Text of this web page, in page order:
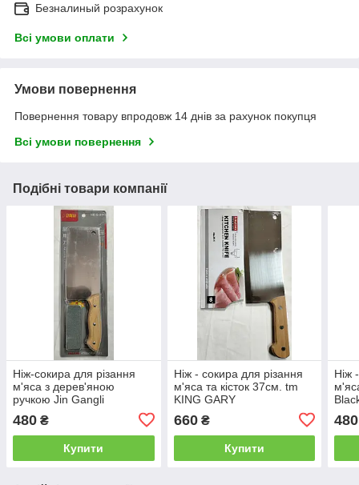
Безналиный розрахунок
Всі умови оплати
Умови повернення
Повернення товару впродовж 14 днів за рахунок покупця
Всі умови повернення
Подібні товари компанії
Ніж-сокира для різання
м'яса з дерев'яною
ручкою Jin Gangli
480 ₴
Купити
Ніж - сокира для різання
м'яса та кісток 37см. tm
KING GARY
660₴
Купити
Ніж
480